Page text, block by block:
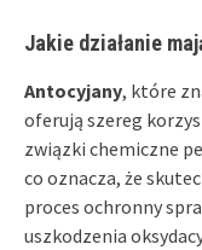
Jakie działanie
Antocyjany, które
oferują szereg
związki chemiczne
co oznacza, że
proces ochronny
uszkodzenia